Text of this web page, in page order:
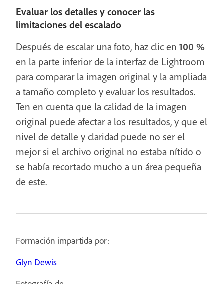
Evaluar los detalles y conocer las
limitaciones del escalado
Después de escalar una foto, haz clic en 100 %
en la parte inferior de la interfaz de Lightroom
para comparar la imagen original y la ampliada
a tamaño completo y evaluar los resultados.
Ten en cuenta que la calidad de la imagen
original puede afectar a los resultados, y que el
nivel de detalle y claridad puede no ser el
mejor si el archivo original no estaba nítido o
se había recortado mucho a un área pequeña
de este.
Formación impartida por:
Glyn Dewis